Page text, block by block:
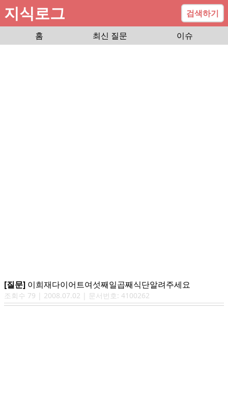
지식로그
검색하기
홈
최신 질문 이슈
[질문] 이희재다이어트여섯째일곱째식단알려주세요
조회수 79 | 2008.07.02 | 문서번호: 4100262